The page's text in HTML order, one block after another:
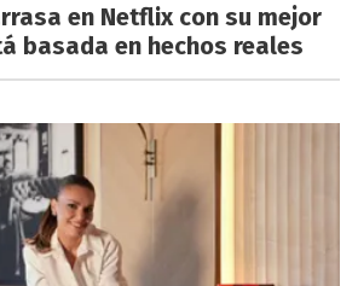
en Netflix con su mejor
basada en hechos reales